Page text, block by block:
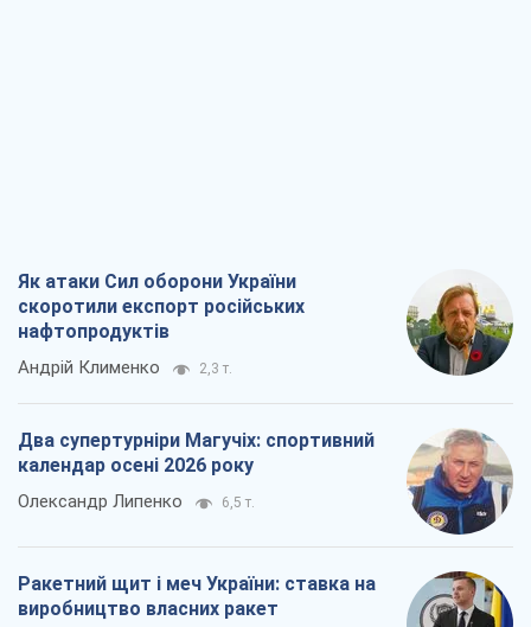
Як атаки Сил оборони України
скоротили експорт російських
нафтопродуктів
Андрій Клименко 2,3 т.
Два супертурніри Магучіх: спортивний
календар осені 2026 року
Олександр Липенко 6,5 т.
Ракетний щит і меч України: ставка на
виробництво власних ракет